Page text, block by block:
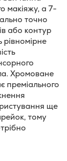
макіяжу, а 7-
точно
або контур
рівномірне
Хромоване
преміального
ще
тому